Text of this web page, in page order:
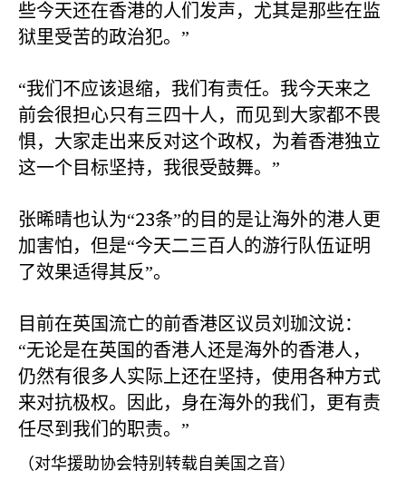
些今天还在香港的人们发声，尤其是那些在监
狱里受苦的政治犯。”
“我们不应该退缩，我们有责任。我今天来之
前会很担心只有三四十人，而见到大家都不畏
惧，大家走出来反对这个政权，为着香港独立
这一个目标坚持，我很受鼓舞。”
张晞晴也认为“23条”的目的是让海外的港人更
加害怕，但是“今天二三百人的游行队伍证明
了效果适得其反”。
目前在英国流亡的前香港区议员刘珈汶说：
“无论是在英国的香港人还是海外的香港人，
仍然有很多人实际上还在坚持，使用各种方式
来对抗极权。因此，身在海外的我们，更有责
任尽到我们的职责。”
（对华援助协会特别转载自美国之音）